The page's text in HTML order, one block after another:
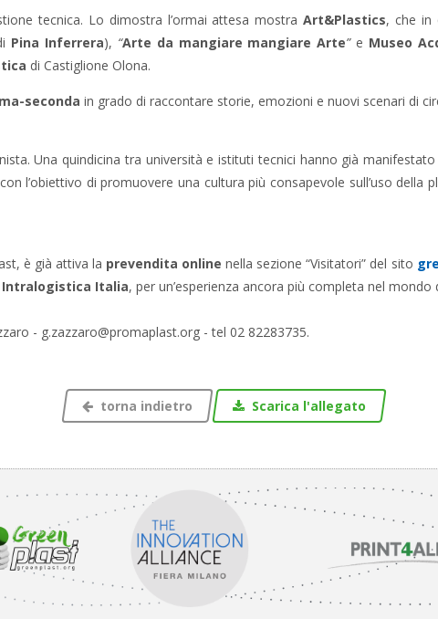
tecnica. Lo dimostra l’ormai attesa mostraArt&Plastics, che in
Pina Inferrera), “Arte da mangiare mangiare Arte”e Museo
di Castiglione Olona.
seconda in grado di raccontare storie, emozioni e nuovi scenari di
Una quindicina tra università e istituti tecnici hanno già
l’obiettivo di promuovere una cultura più consapevole sull’uso della
è già attiva la prevendita online nella sezione “Visitatori” del sito
Intralogistica Italia, per un’esperienza ancora più completa nel
- g.zazzaro@promaplast.org - tel 02 82283735.
torna indietro Scarica l'allegato